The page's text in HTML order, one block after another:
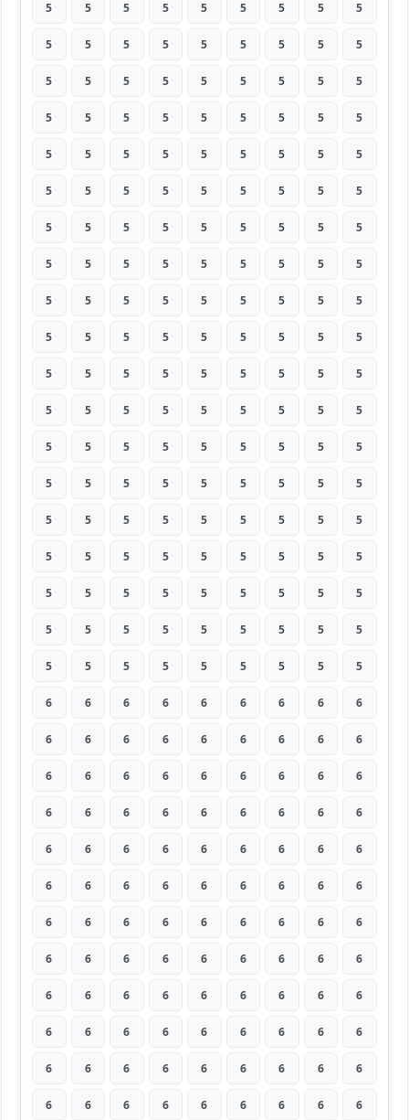
5 5 5 5 5 5 5 5 5
5 5 5 5 5 5 5 5 5
5 5 5 5 5 5 5 5 5
5 5 5 5 5 5 5 5 5
5 5 5 5 5 5 5 5 5
5 5 5 5 5 5 5 5 5
5 5 5 5 5 5 5 5 5
5 5 5 5 5 5 5 5 5
5 5 5 5 5 5 5 5 5
5 5 5 5 5 5 5 5 5
5 5 5 5 5 5 5 5 5
5 5 5 5 5 5 5 5 5
5 5 5 5 5 5 5 5 5
5 5 5 5 5 5 5 5 5
5 5 5 5 5 5 5 5 5
5 5 5 5 5 5 5 5 5
5 5 5 5 5 5 5 5 5
5 5 5 5 5 5 5 5 5
5 5 5 5 5 5 5 5 5
6 6 6 6 6 6 6 6 6
6 6 6 6 6 6 6 6 6
6 6 6 6 6 6 6 6 6
6 6 6 6 6 6 6 6 6
6 6 6 6 6 6 6 6 6
6 6 6 6 6 6 6 6 6
6 6 6 6 6 6 6 6 6
6 6 6 6 6 6 6 6 6
6 6 6 6 6 6 6 6 6
6 6 6 6 6 6 6 6 6
6 6 6 6 6 6 6 6 6
6 6 6 6 6 6 6 6 6